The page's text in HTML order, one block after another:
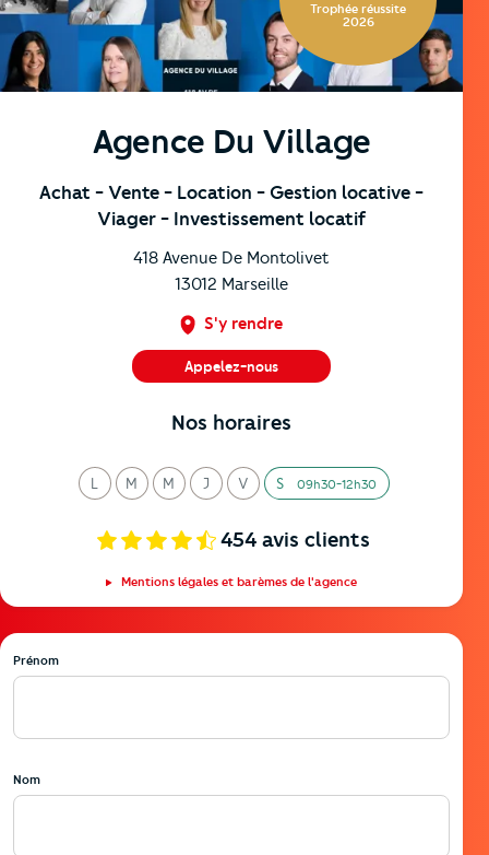
Agence Du Village
Achat - Vente - Location - Gestion locative -
Viager - Investissement locatif
418 Avenue De Montolivet
13012 Marseille
S'y rendre
Appelez-nous
Nos horaires
L
undi
M
ardi
M
ercredi
J
eudi
V
endredi
S
amedi09h30-12h30
454 avis clients
Trophée réussite
2026
Mentions légales et barèmes de l'agence
Prénom
Nom